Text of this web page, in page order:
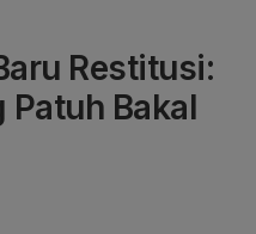
Restitusi:
Patuh Bakal